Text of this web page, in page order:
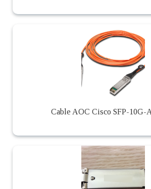
Cable AOC Cisco SFP-10G-